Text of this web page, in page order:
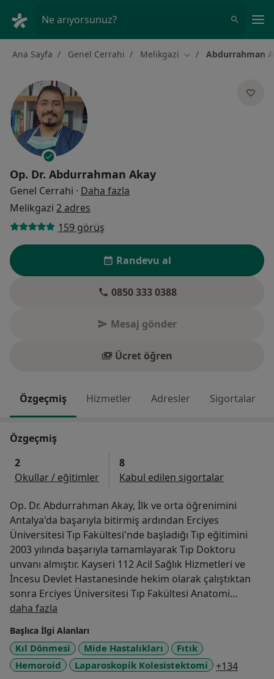
Ne arıyorsunuz?
Ana Sayfa Genel Cerrahi Melikgazi Şehir değiştir
Abdurrahman
Op. Dr. Abdurrahman Akay
Genel Cerrahi · Daha fazla
Melikgazi 2 adres
159 görüş
Randevu al
0850 333 0388
Mesaj gönder
Ücret öğren
Özgeçmiş Hizmetler Adresler Sigortalar
Özgeçmiş
2
Okullar / eğitimler
8
Kabul edilen sigortalar
Op. Dr. Abdurrahman Akay, İlk ve orta öğrenimini
Antalya'da başarıyla bitirmiş ardından Erciyes
Üniversitesi Tıp Fakültesi'nde başladığı Tıp eğitimini
2003 yılında başarıyla tamamlayarak Tıp Doktoru
unvanı almıştır. Kayseri 112 Acil Sağlık Hizmetleri ve
İncesu Devlet Hastanesinde hekim olarak çalıştıktan
sonra Erciyes Üniversitesi Tıp Fakültesi Anatomi
Asistanlığı sonrası İhtisasını ise, Erciyes Üniversitesi Tıp
Fakültesi'nde tamamlayarak Genel Cerrahi uzmanı
olmuştur. Fırat Üniversitesi Tıp Fakültesi'nde Bariatrik
Cerrahi (Obezeite Cerrahisi) eğitimi almıştır.
daha fazla
Başlıca İlgi Alanları
Kıl Dönmesi Mide Hastalıkları
Fıtık
Hemoroid
Laparoskopik Kolesistektomi +134